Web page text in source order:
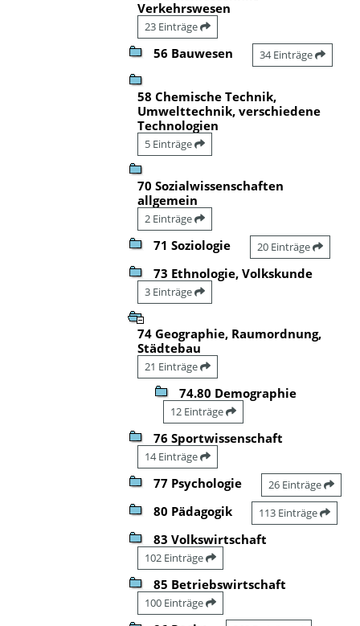
Verkehrswesen
23 Einträge
56 Bauwesen 34 Einträge
58 Chemische Technik,
Umwelttechnik, verschiedene
Technologien
5 Einträge
70 Sozialwissenschaften
allgemein
2 Einträge
71 Soziologie 20 Einträge
73 Ethnologie, Volkskunde
3 Einträge
74 Geographie, Raumordnung,
Städtebau
21 Einträge
74.80 Demographie
12 Einträge
76 Sportwissenschaft
14 Einträge
77 Psychologie 26 Einträge
80 Pädagogik 113 Einträge
83 Volkswirtschaft
102 Einträge
85 Betriebswirtschaft
100 Einträge